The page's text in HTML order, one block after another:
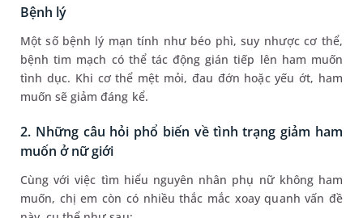
Bệnh lý
Một số bệnh lý mạn tính như béo phì, suy nhược cơ thể,
bệnh tim mạch có thể tác động gián tiếp lên ham muốn
tình dục. Khi cơ thể mệt mỏi, đau đớn hoặc yếu ớt, ham
muốn sẽ giảm đáng kể.
2. Những câu hỏi phổ biến về tình trạng giảm ham
muốn ở nữ giới
Cùng với việc tìm hiểu nguyên nhân phụ nữ không ham
muốn, chị em còn có nhiều thắc mắc xoay quanh vấn đề